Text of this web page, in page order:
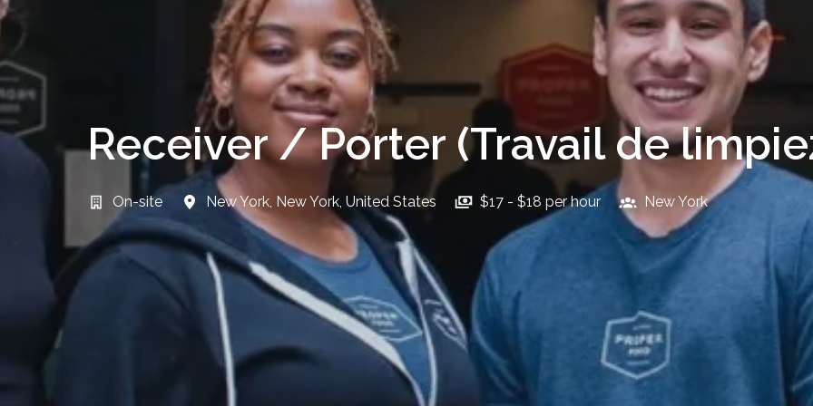
Receiver / Porter (Travail de
On-site New York, New York, United States $17 - $18 per hour New York